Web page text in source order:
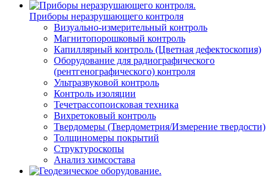
Приборы неразрушающего контроля
Визуально-измерительный контроль
Магнитопорошковый контроль
Капиллярный контроль (Цветная дефектоскопия)
Оборудование для радиографического
(рентгенографического) контроля
Ультразвуковой контроль
Контроль изоляции
Течетрассопоисковая техника
Вихретоковый контроль
Твердомеры (Твердометрия/Измерение твердости)
Толщиномеры покрытий
Структуроскопы
Анализ химсостава